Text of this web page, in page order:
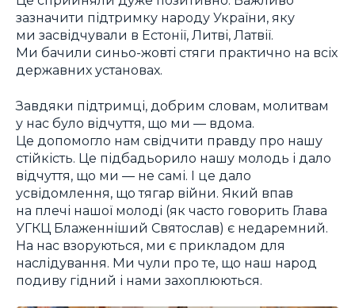
зазначити підтримку народу України, яку
ми засвідчували в Естонії, Литві, Латвії.
Ми бачили синьо-жовті стяги практично на всіх
державних установах.
Завдяки підтримці, добрим словам, молитвам
у нас було відчуття, що ми ― вдома.
Це допомогло нам свідчити правду про нашу
стійкість. Це підбадьорило нашу молодь і дало
відчуття, що ми ― не самі. І це дало
усвідомлення, що тягар війни. Який впав
на плечі нашої молоді (як часто говорить Глава
УГКЦ Блаженніший Святослав) є недаремний.
На нас взоруються, ми є прикладом для
наслідування. Ми чули про те, що наш народ
подиву гідний і нами захоплюються.